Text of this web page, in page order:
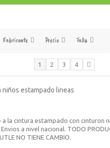
Fabricante Precio Talla
1 2 3 4
niños estampado lineas
a la cintura estampado con cinturon
a nivel nacional. TODO
NO TIENE CAMBIO.